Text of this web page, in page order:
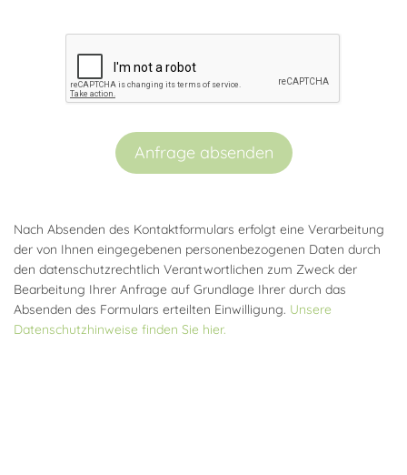
Anfrage absenden
Nach Absenden des Kontaktformulars erfolgt eine Verarbeitung
der von Ihnen eingegebenen personenbezogenen Daten durch
den datenschutzrechtlich Verantwortlichen zum Zweck der
Bearbeitung Ihrer Anfrage auf Grundlage Ihrer durch das
Absenden des Formulars erteilten Einwilligung. Unsere
Datenschutzhinweise finden Sie hier.